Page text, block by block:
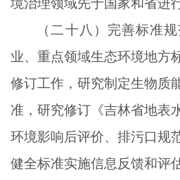
境治理领域先于国家和省进
（二十八）完善标准
业、重点领域生态环境地方
修订工作，研究制定生物质
准，研究修订《吉林省地表
环境影响后评价、排污口规
健全标准实施信息反馈和评